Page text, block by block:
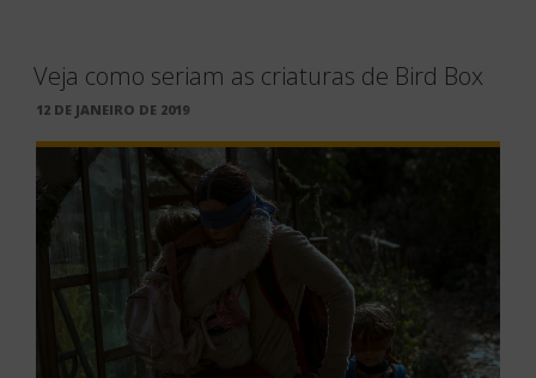
Veja como seriam as criaturas de Bird Box
PUBLICADO
12 DE JANEIRO DE 2019